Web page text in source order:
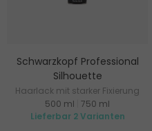
Schwarzkopf Professional
Silhouette
Haarlack mit starker Fixierung
500 ml 750 ml
Lieferbar 2 Varianten